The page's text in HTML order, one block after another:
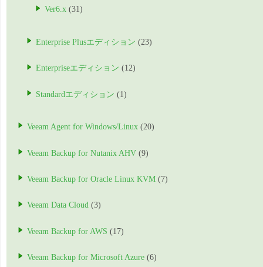
Ver6.x (31)
Enterprise Plusエディション (23)
Enterpriseエディション (12)
Standardエディション (1)
Veeam Agent for Windows/Linux (20)
Veeam Backup for Nutanix AHV (9)
Veeam Backup for Oracle Linux KVM (7)
Veeam Data Cloud (3)
Veeam Backup for AWS (17)
Veeam Backup for Microsoft Azure (6)